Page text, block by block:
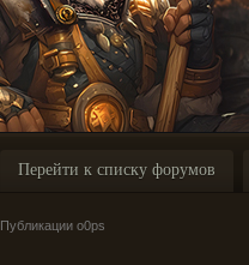
Перейти к списку форумов
Публикации o0ps